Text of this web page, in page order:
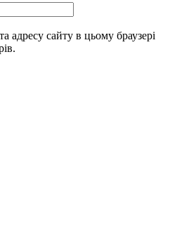
адресу сайту в цьому браузері